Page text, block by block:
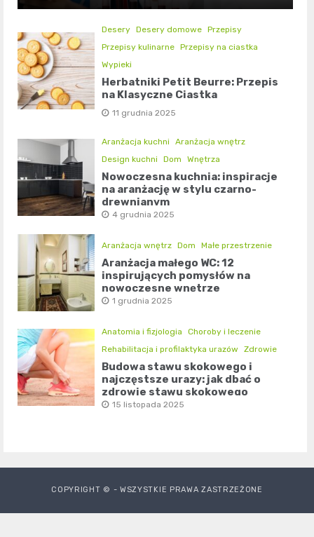
Desery Desery domowe Przepisy
Przepisy kulinarne Przepisy na ciastka
Wypieki
Herbatniki Petit Beurre: Przepis
na Klasyczne Ciastka
11 grudnia 2025
Aranżacja kuchni
Aranżacja wnętrz
Design kuchni
Dom Wnętrza
Nowoczesna kuchnia: inspiracje
na aranżację w stylu czarno-
drewnianym
4 grudnia 2025
Aranżacja wnętrz Dom Małe przestrzenie
Aranżacja małego WC: 12
inspirujących pomysłów na
nowoczesne wnętrze
1 grudnia 2025
Anatomia i fizjologia
Choroby i leczenie
Rehabilitacja i profilaktyka urazów
Zdrowie
Budowa stawu skokowego i
najczęstsze urazy: jak dbać o
zdrowie stawu skokowego
15 listopada 2025
COPYRIGHT © - WSZYSTKIE PRAWA ZASTRZEŻONE